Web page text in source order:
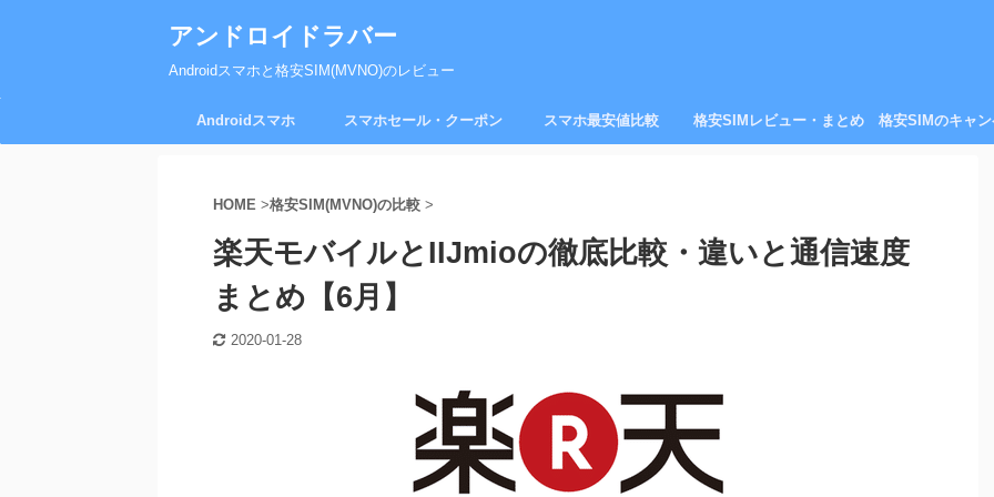
アンドロイドラバー
Androidスマホと格安SIM(MVNO)のレビュー
Androidスマホ スマホセール・クーポン スマホ最安値比較 格安SIMレビュー・まとめ 格安SIMのキャ
HOME >格安SIM(MVNO)の比較 >
楽天モバイルとIIJmioの徹底比較・違いと通信速度
まとめ【6月】
2020-01-28